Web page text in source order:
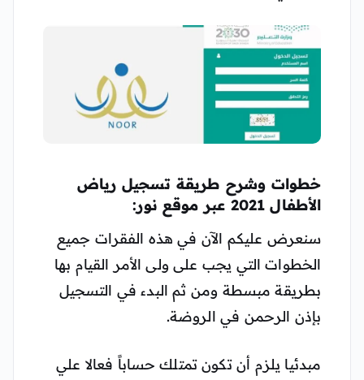
خطوات وشرح طريقة تسجيل رياض
الأطفال 2021 عبر موقع نور
:
سنعرض عليكم الآن في هذه الفقرات جميع
الخطوات التي يجب على ولى الأمر القيام بها
بطريقة مبسطة ومن ثم البدء في التسجيل
بإذن الرحمن في الروضة.
مبدئيا يلزم أن تكون تمتلك حساباً فعالا علي